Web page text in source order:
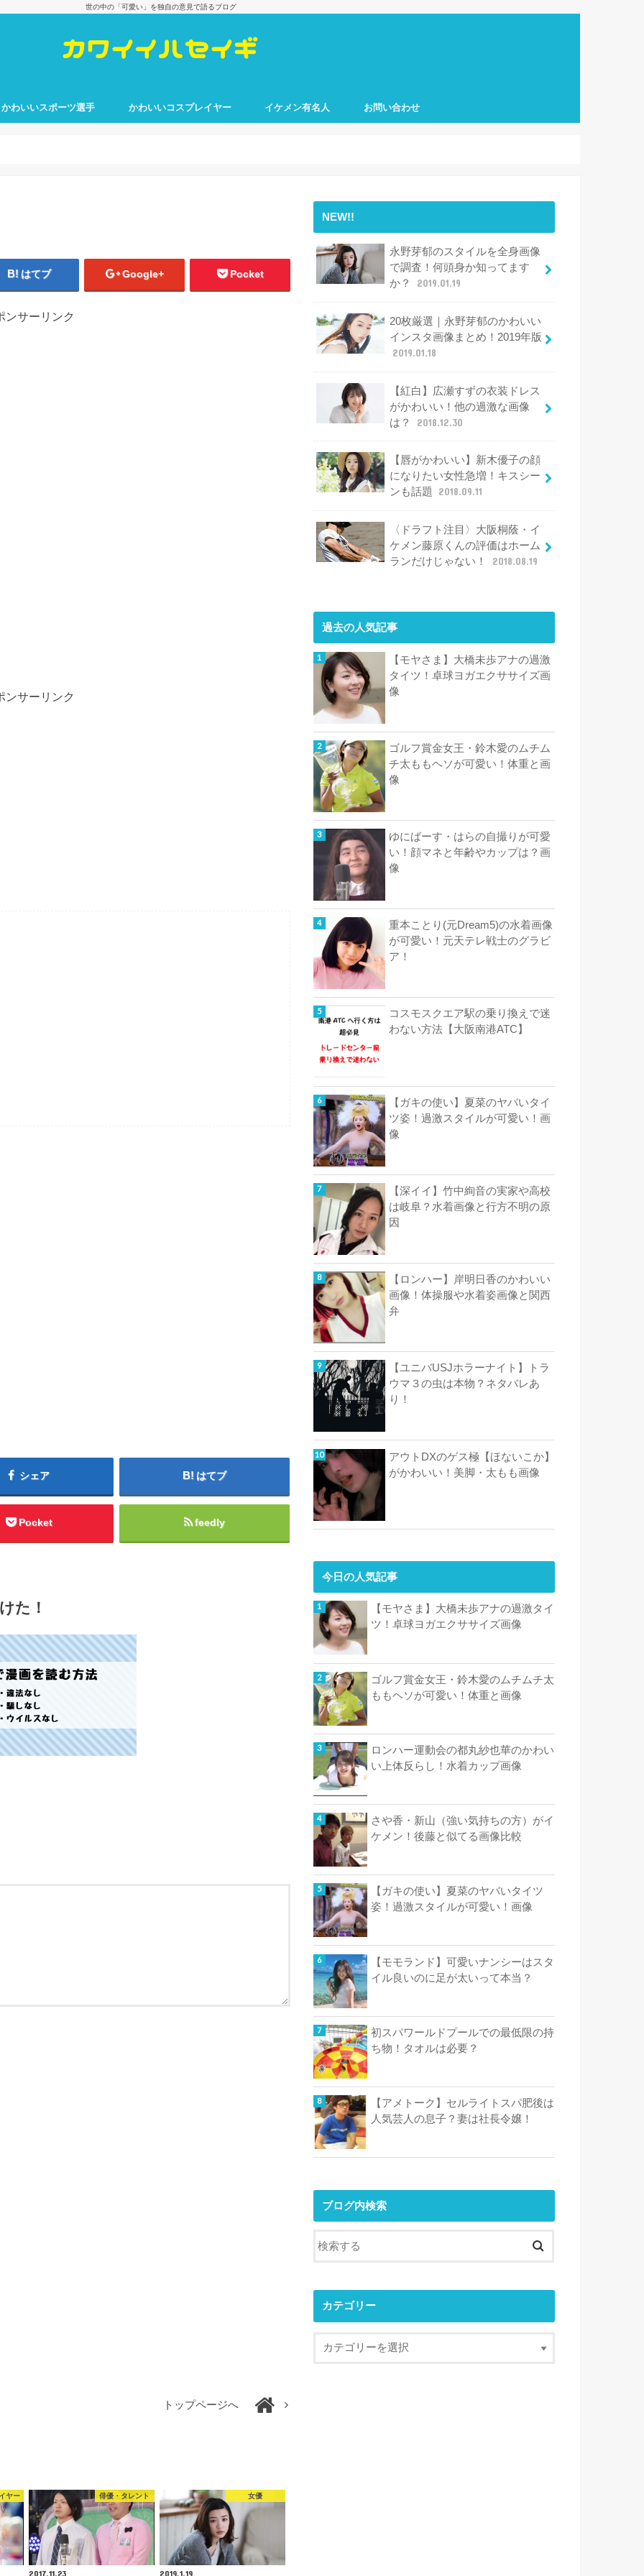
世の中の「可愛い」を独自の意見で語るブログ
かわいいスポーツ選手 かわいいコスプレイヤー イケメン有名人 お問い合わせ
はてブ Google+ Pocket
ンサーリンク
ンサーリンク
シェア はてブ
Pocket feedly
た！
トップページへ
ヤー 俳優・タレント
2017.11.23
女優
2019.1.19
NEW!!
永野芽郁のスタイルを全身画像
で調査！何頭身か知ってます
か？
2019.01.19
20枚厳選｜永野芽郁のかわいい
インスタ画像まとめ！2019年版
2019.01.18
【紅白】広瀬すずの衣装ドレス
がかわいい！他の過激な画像
は？
2018.12.30
【唇がかわいい】新木優子の顔
になりたい女性急増！キスシー
ンも話題
2018.09.11
〈ドラフト注目〉大阪桐蔭・イ
ケメン藤原くんの評価はホーム
ランだけじゃない！
2018.08.19
過去の人気記事
【モヤさま】大橋未歩アナの過激
タイツ！卓球ヨガエクササイズ画
像
ゴルフ賞金女王・鈴木愛のムチム
チ太ももヘソが可愛い！体重と画
像
ゆにばーす・はらの自撮りが可愛
い！顔マネと年齢やカップは？画
像
重本ことり(元Dream5)の水着画像
が可愛い！元天テレ戦士のグラビ
ア！
コスモスクエア駅の乗り換えで迷
わない方法【大阪南港ATC】
【ガキの使い】夏菜のヤバいタイ
ツ姿！過激スタイルが可愛い！画
像
【深イイ】竹中絢音の実家や高校
は岐阜？水着画像と行方不明の原
因
【ロンハー】岸明日香のかわいい
画像！体操服や水着姿画像と関西
弁
【ユニバUSJホラーナイト】トラ
ウマ３の虫は本物？ネタバレあ
り！
アウトDXのゲス極【ほないこか】
がかわいい！美脚・太もも画像
今日の人気記事
【モヤさま】大橋未歩アナの過激タイ
ツ！卓球ヨガエクササイズ画像
ゴルフ賞金女王・鈴木愛のムチムチ太
ももヘソが可愛い！体重と画像
ロンハー運動会の都丸紗也華のかわい
い上体反らし！水着カップ画像
さや香・新山（強い気持ちの方）がイ
ケメン！後藤と似てる画像比較
【ガキの使い】夏菜のヤバいタイツ
姿！過激スタイルが可愛い！画像
【モモランド】可愛いナンシーはスタ
イル良いのに足が太いって本当？
初スパワールドプールでの最低限の持
ち物！タオルは必要？
【アメトーク】セルライトスパ肥後は
人気芸人の息子？妻は社長令嬢！
ブログ内検索
カテゴリー